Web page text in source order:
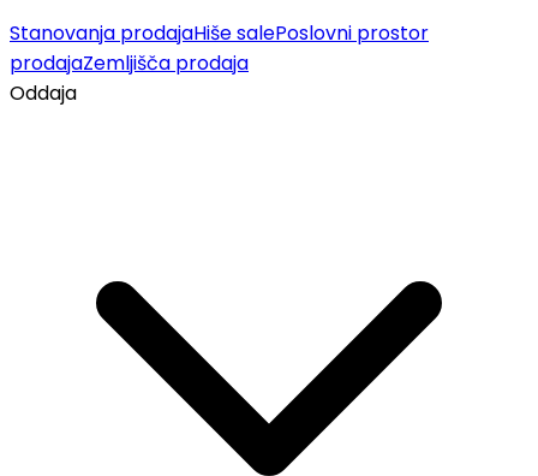
Stanovanja prodajaHiše salePoslovni prostor
prodajaZemljišča prodaja
Oddaja